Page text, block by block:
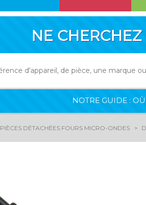
NE
NOTRE GUIDE :
PIÈCES DÉTACHÉES FOURS MICRO-ONDES